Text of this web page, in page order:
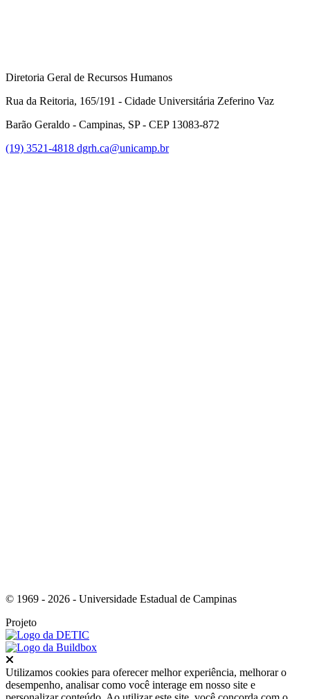
Diretoria Geral de Recursos Humanos
Rua da Reitoria, 165/191 - Cidade Universitária Zeferino Vaz
Barão Geraldo - Campinas, SP - CEP 13083-872
(19) 3521-4818 dgrh.ca@unicamp.br
© 1969 - 2026 - Universidade Estadual de Campinas
Projeto
Utilizamos cookies para oferecer melhor experiência, melhorar o
desempenho, analisar como você interage em nosso site e